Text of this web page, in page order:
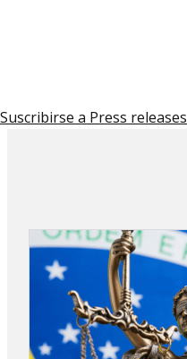
iSuscribirse a Press releases